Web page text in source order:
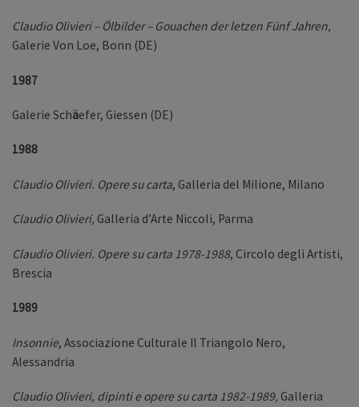
Claudio Olivieri – Ölbilder– Gouachen der letzen FünfJahren,
Galerie Von Loe, Bonn (DE)
1987
Galerie Schäefer, Giessen (DE)
1988
Claudio Olivieri. Opere su carta, Galleria del Milione, Milano
Claudio Olivieri, Galleria d’Arte Niccoli, Parma
Claudio Olivieri. Opere su carta 1978-1988, Circolo degli Artisti,
Brescia
1989
Insonnie, Associazione Culturale Il Triangolo Nero,
Alessandria
Claudio Olivieri, dipinti e opere su carta 1982-1989, Galleria